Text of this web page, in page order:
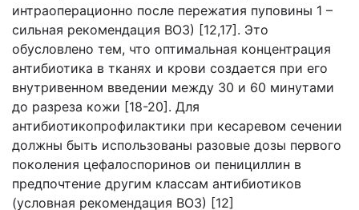
интраоперационно после пережатия пуповины 1 –
сильная рекомендация ВОЗ) [12,17]. Это
обусловлено тем, что оптимальная концентрация
антибиотика в тканях и крови создается при его
внутривенном введении между 30 и 60 минутами
до разреза кожи [18-20]. Для
антибиотикопрофилактики при кесаревом сечении
должны быть использованы разовые дозы первого
поколения цефалоспоринов ои пенициллин в
предпочтение другим классам антибиотиков
(условная рекомендация ВОЗ) [12]